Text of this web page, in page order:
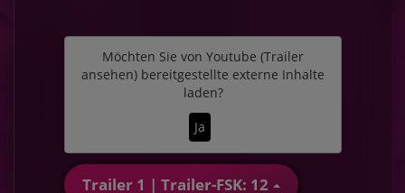
Möchten Sie von Youtube (Trailer
ansehen) bereitgestellte externe Inhalte
laden?
Ja
Trailer 1 | Trailer-FSK: 12